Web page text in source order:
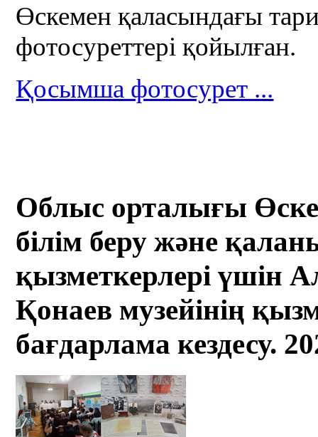
Өскемен қаласындағы
фотосуреттері қойылған.
Қосымша фотосурет ...
Облыс орталығы
білім беру және
қызметкерлері үшін
Қонаев музейінің
бағдарлама кездесу.